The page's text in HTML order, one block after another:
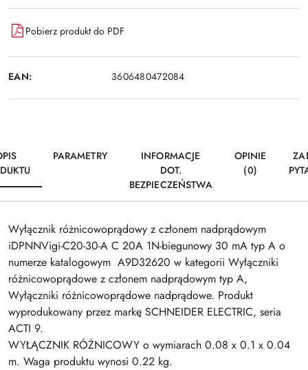
Pobierz produkt do PDF
EAN: 3606480472084
PARAMETRY
INFORMACJE
DOT.
BEZPIECZEŃSTWA
OPINIE
(0)
Wyłącznik różnicowoprądowy z członem nadprądowym
iDPNNVigi-C20-30-A C 20A 1N-biegunowy 30 mA typ A o
numerze katalogowym A9D32620 w kategorii Wyłączniki
różnicowoprądowe z członem nadprądowym typ A,
Wyłączniki różnicowoprądowe nadprądowe. Produkt
wyprodukowany przez markę SCHNEIDER ELECTRIC, seria
ACTI 9.
WYŁĄCZNIK RÓŻNICOWY o wymiarach 0.08 x 0.1 x 0.04
m. Waga produktu wynosi 0.22 kg.